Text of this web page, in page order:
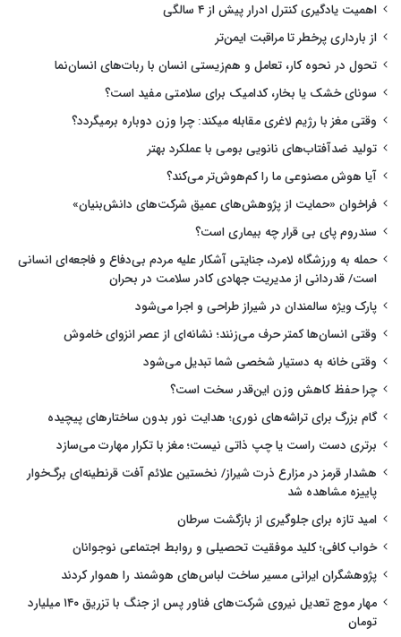
اهمیت یادگیری کنترل ادرار پیش از ۴ سالگی
از بارداری پرخطر تا مراقبت ایمن‌تر
تحول در نحوه کار، تعامل و هم‌زیستی انسان با ربات‌های انسان‌نما
سونای خشک یا بخار، کدامیک برای سلامتی مفید است؟
وقتی مغز با رژیم لاغری مقابله میکند: چرا وزن دوباره برمیگردد؟
تولید ضدآفتاب‌های نانویی بومی با عملکرد بهتر
آیا هوش مصنوعی ما را کم‌هوش‌تر می‌کند؟
فراخوان «حمایت از پژوهش‌های عمیق شرکت‌های دانش‌بنیان»
سندروم پای بی قرار چه بیماری است؟
حمله به ورزشگاه لامرد، جنایتی آشکار علیه مردم بی‌دفاع و فاجعه‌ای انسانی
است/ قدردانی از مدیریت جهادی کادر سلامت در بحران
پارک ویژه سالمندان در شیراز طراحی و اجرا می‌شود
وقتی انسان‌ها کمتر حرف می‌زنند؛ نشانه‌ای از عصر انزوای خاموش
وقتی خانه به دستیار شخصی شما تبدیل می‌شود
چرا حفظ کاهش وزن این‌قدر سخت است؟
گام بزرگ برای تراشه‌های نوری؛ هدایت نور بدون ساختارهای پیچیده
برتری دست راست یا چپ ذاتی نیست؛ مغز با تکرار مهارت می‌سازد
هشدار قرمز در مزارع ذرت شیراز/ نخستین علائم آفت قرنطینه‌ای برگ‌خوار
پاییزه مشاهده شد
امید تازه برای جلوگیری از بازگشت سرطان
خواب کافی؛ کلید موفقیت تحصیلی و روابط اجتماعی نوجوانان
پژوهشگران ایرانی مسیر ساخت لباس‌های هوشمند را هموار کردند
مهار موج تعدیل نیروی شرکت‌های فناور پس از جنگ با تزریق ۱۴۰ میلیارد
تومان